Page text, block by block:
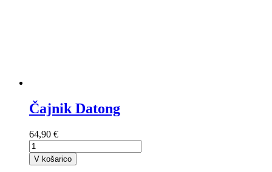
Čajnik Datong
64,90 €
V košarico